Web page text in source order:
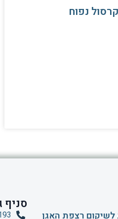
קרסול נפוח
רצפת האגן
סניף